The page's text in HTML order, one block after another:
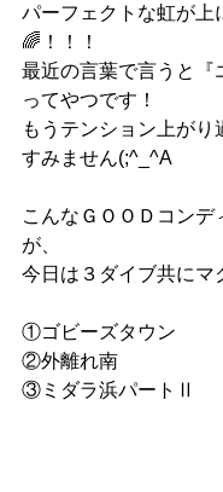
パーフェクトな虹が上
🌈！！！
最近の言葉で言うと『
ってやつです！
もうテンション上がり
すみません(;^_^A
こんなＧＯＯＤコンデ
が、
今日は３ダイブ共にマ
①ゴビーズタウン
②外離れ南
③ミダラ浜パートⅡ